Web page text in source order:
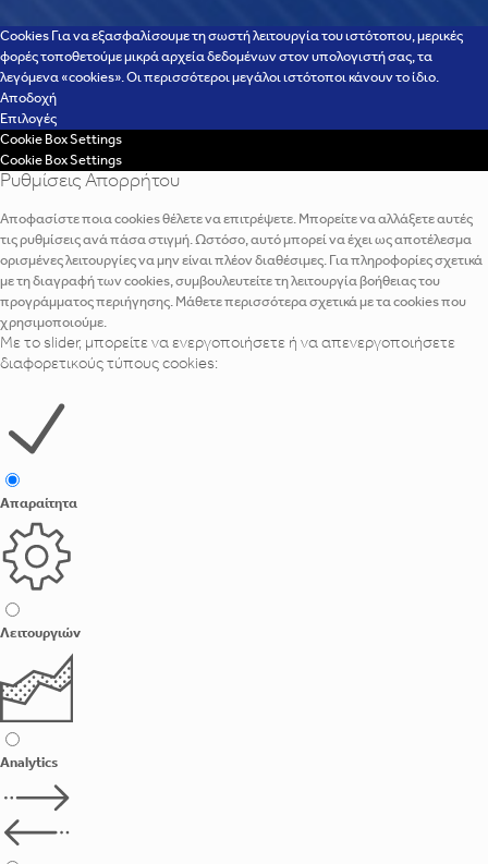
Cookies Για να εξασφαλίσουμε τη σωστή λειτουργία του ιστότοπου, μερικές
φορές τοποθετούμε μικρά αρχεία δεδομένων στον υπολογιστή σας, τα
λεγόμενα «cookies». Οι περισσότεροι μεγάλοι ιστότοποι κάνουν το ίδιο.
Αποδοχή
Επιλογές
Cookie Box Settings
Cookie Box Settings
Ρυθμίσεις Απορρήτου
Αποφασίστε ποια cookies θέλετε να επιτρέψετε. Μπορείτε να αλλάξετε αυτές
τις ρυθμίσεις ανά πάσα στιγμή. Ωστόσο, αυτό μπορεί να έχει ως αποτέλεσμα
ορισμένες λειτουργίες να μην είναι πλέον διαθέσιμες. Για πληροφορίες σχετικά
με τη διαγραφή των cookies, συμβουλευτείτε τη λειτουργία βοήθειας του
προγράμματος περιήγησης. Μάθετε περισσότερα σχετικά με τα cookies που
χρησιμοποιούμε.
Με το slider, μπορείτε να ενεργοποιήσετε ή να απενεργοποιήσετε
διαφορετικούς τύπους cookies:
Απαραίτητα
Λειτουργιών
Analytics